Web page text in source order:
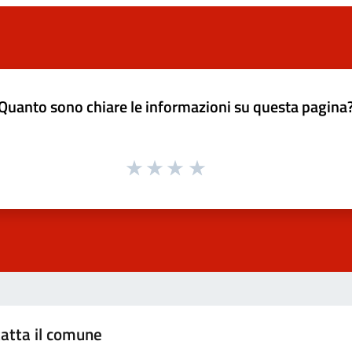
sono chiare le informazioni su questa
il comune